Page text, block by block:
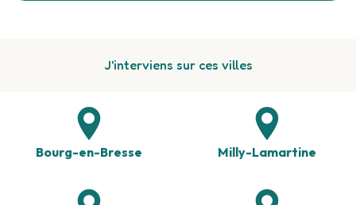
J'interviens sur ces villes
Bourg-en-Bresse Milly-Lamartine